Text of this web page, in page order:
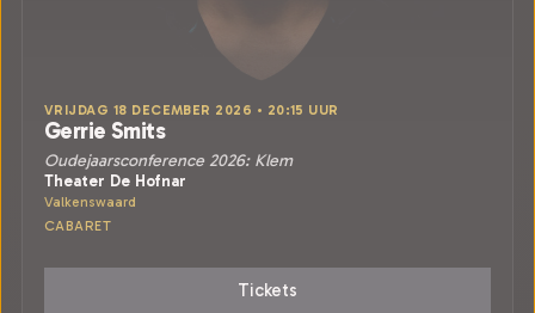
VRIJDAG 18 DECEMBER 2026 • 20:15 UUR
Gerrie Smits
Oudejaarsconference 2026: Klem
Theater De Hofnar
Valkenswaard
CABARET
Tickets